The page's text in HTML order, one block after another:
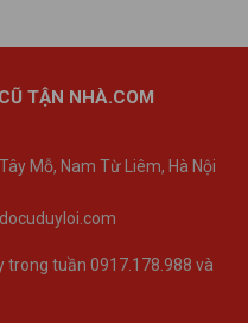
TẬN NHÀ.COM
Mỗ, Nam Từ Liêm, Hà Nội
trong tuần 0917.178.988 và